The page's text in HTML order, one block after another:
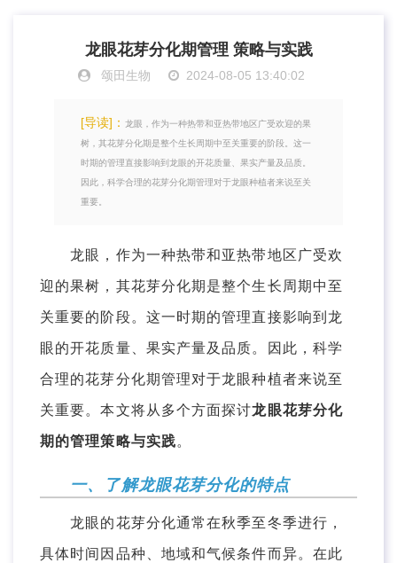
龙眼花芽分化期管理 策略与实践
颂田生物 2024-08-05 13:40:02
[导读]： 龙眼，作为一种热带和亚热带地区广受欢迎的果
树，其花芽分化期是整个生长周期中至关重要的阶段。这一
时期的管理直接影响到龙眼的开花质量、果实产量及品质。
因此，科学合理的花芽分化期管理对于龙眼种植者来说至关
重要。
龙眼，作为一种热带和亚热带地区广受欢
迎的果树，其花芽分化期是整个生长周期中至
关重要的阶段。这一时期的管理直接影响到龙
眼的开花质量、果实产量及品质。因此，科学
合理的花芽分化期管理对于龙眼种植者来说至
关重要。本文将从多个方面探讨龙眼花芽分化
期的管理策略与实践。
一、了解龙眼花芽分化的特点
龙眼的花芽分化通常在秋季至冬季进行，
具体时间因品种、地域和气候条件而异。在此